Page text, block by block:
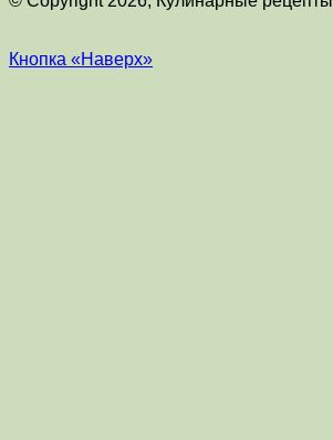
Кнопка «Наверх»